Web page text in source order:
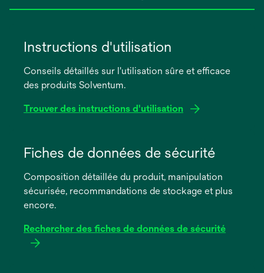
Instructions d'utilisation
Conseils détaillés sur l'utilisation sûre et efficace
des produits Solventum.
Trouver des instructions d'utilisation
dans
nouvel
onglet
Fiches de données de sécurité
Composition détaillée du produit, manipulation
sécurisée, recommandations de stockage et plus
encore.
Rechercher des fiches de données de sécurité